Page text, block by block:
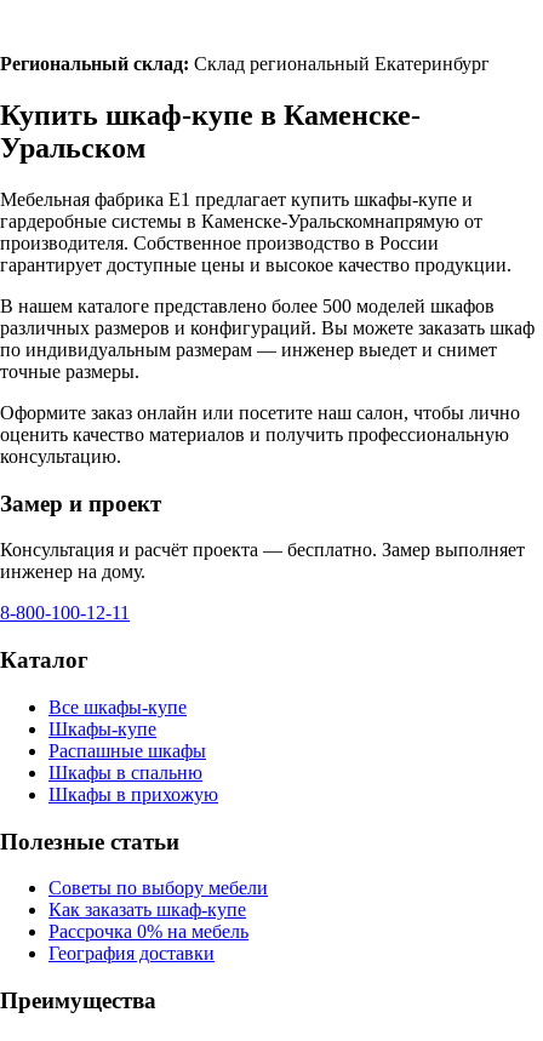
Региональный склад: Склад региональный Екатеринбург
Купить шкаф-купе в Каменске-
Уральском
Мебельная фабрика Е1 предлагает купить шкафы-купе и
гардеробные системы в Каменске-Уральскомнапрямую от
производителя. Собственное производство в России
гарантирует доступные цены и высокое качество продукции.
В нашем каталоге представлено более 500 моделей шкафов
различных размеров и конфигураций. Вы можете заказать шкаф
по индивидуальным размерам — инженер выедет и снимет
точные размеры.
Оформите заказ онлайн или посетите наш салон, чтобы лично
оценить качество материалов и получить профессиональную
консультацию.
Замер и проект
Консультация и расчёт проекта — бесплатно. Замер выполняет
инженер на дому.
8-800-100-12-11
Каталог
Все шкафы-купе
Шкафы-купе
Распашные шкафы
Шкафы в спальню
Шкафы в прихожую
Полезные статьи
Советы по выбору мебели
Как заказать шкаф-купе
Рассрочка 0% на мебель
География доставки
Преимущества